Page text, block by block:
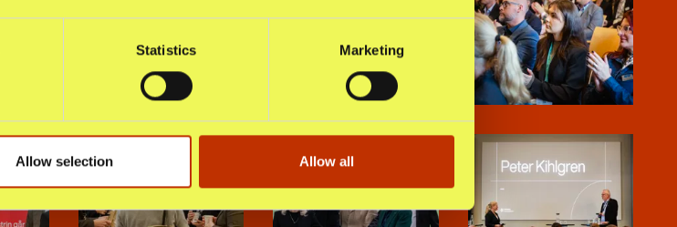
Statistics Marketing
Allow selection Allow all